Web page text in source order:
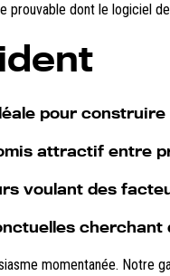
prouvable dont le logiciel
pour
attractif entre
voulant des
momentanée. Notre